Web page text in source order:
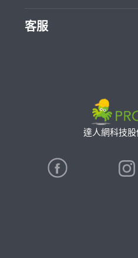
達人網科技
加入我們
熱門服務
關鍵字搜尋
找案件
特約專家
客服
信任與保障